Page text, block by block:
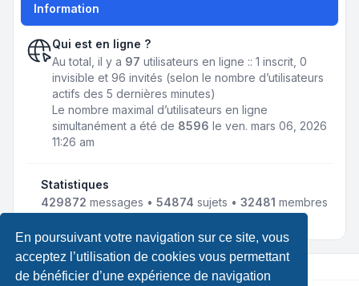
En poursuivant votre navigation sur ce site, vous
acceptez l’utilisation de cookies vous permettant
de bénéficier d’une expérience de navigation
Information
Qui est en ligne ?
Au total, il y a 97 utilisateurs en ligne :: 1 inscrit, 0
invisible et 96 invités (selon le nombre d’utilisateurs
actifs des 5 dernières minutes)
Le nombre maximal d’utilisateurs en ligne
simultanément a été de 8596 le ven. mars 06, 2026
11:26 am
Statistiques
429872 messages • 54874 sujets • 32481 membres